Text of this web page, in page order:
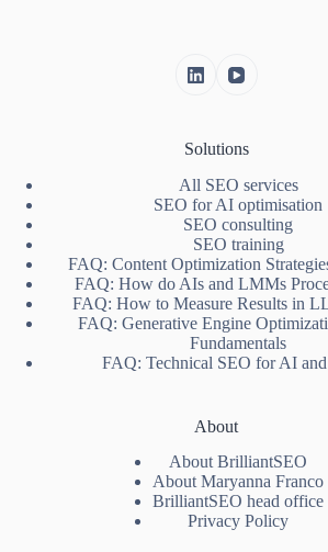
Solutions
All SEO services
SEO for AI optimisation
SEO consulting
SEO training
FAQ: Content Optimization
FAQ: How do AIs and LMMs
FAQ: How to Measure Results in
FAQ: Generative Engine
Fundamentals
FAQ: Technical SEO for AI
About
About BrilliantSEO
About Maryanna Franco
BrilliantSEO head office
Privacy Policy